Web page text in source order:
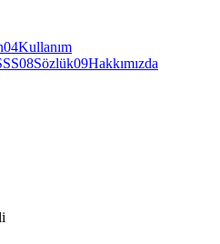
04Kullanım
08Sözlük09Hakkımızda